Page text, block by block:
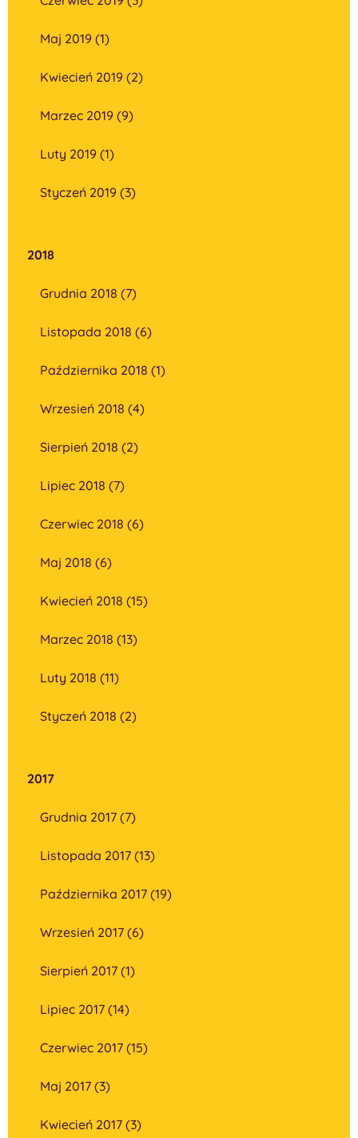
Maj 2019 (1)
Kwiecień 2019 (2)
Marzec 2019 (9)
Luty 2019 (1)
Styczeń 2019 (3)
2018
Grudnia 2018 (7)
Listopada 2018 (6)
Października 2018 (1)
Wrzesień 2018 (4)
Sierpień 2018 (2)
Lipiec 2018 (7)
Czerwiec 2018 (6)
Maj 2018 (6)
Kwiecień 2018 (15)
Marzec 2018 (13)
Luty 2018 (11)
Styczeń 2018 (2)
2017
Grudnia 2017 (7)
Listopada 2017 (13)
Października 2017 (19)
Wrzesień 2017 (6)
Sierpień 2017 (1)
Lipiec 2017 (14)
Czerwiec 2017 (15)
Maj 2017 (3)
Kwiecień 2017 (3)